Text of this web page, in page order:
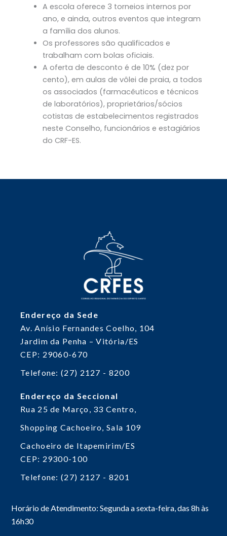
A escola oferece 3 torneios internos por
ano, e ainda, outros eventos que integram
a família dos alunos.
Os professores são qualificados e
trabalham com bolas oficiais.
A oferta de desconto é de 10% (dez por
cento), em aulas de vôlei de praia, a todos
os associados (farmacêuticos e técnicos
de laboratórios), proprietários/sócios
cotistas de estabelecimentos registrados
neste Conselho, funcionários e estagiários
do CRF-ES.
Endereço da Sede
Av. Anísio Fernandes Coelho, 104
Jardim da Penha – Vitória/ES
CEP: 29060-670
Telefone: (27) 2127 - 8200
Endereço da Seccional
Rua 25 de Março, 33Centro,
Shopping Cachoeiro, Sala 109
Cachoeiro de Itapemirim/ES
CEP: 29300-100
Telefone: (27) 2127 - 8201
Horário de Atendimento: Segunda a sexta-feira, das 8h às
16h30